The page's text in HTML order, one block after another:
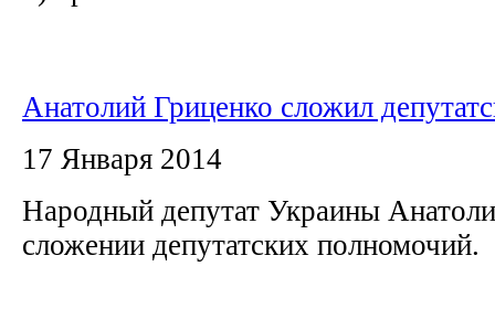
Анатолий Гриценко сложил
17 Января 2014
Народный депутат Украины
сложении депутатских полномочий.